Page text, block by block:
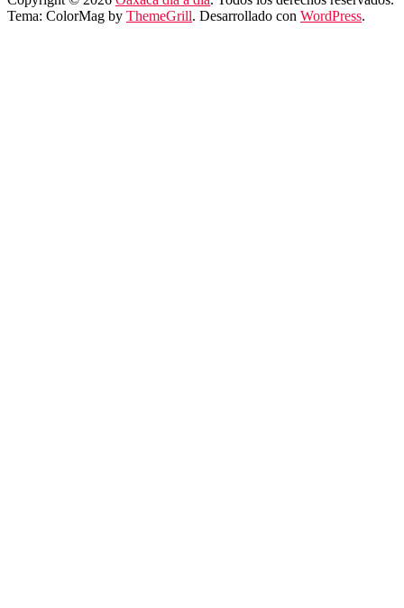
Tema: ColorMag by ThemeGrill. Desarrollado con WordPress.